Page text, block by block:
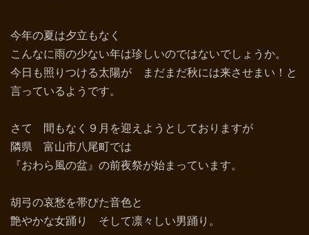
今年の夏は夕立もなく
こんなに雨の少ない年は珍しいのではないでしょうか。
今日も照りつける太陽が まだまだ秋には来させまい！と
言っているようです。
さて 間もなく９月を迎えようとしておりますが
隣県 富山市八尾町では
『おわら風の盆』の前夜祭が始まっています。
胡弓の哀愁を帯びた音色と
艶やかな女踊り そして凛々しい男踊り。